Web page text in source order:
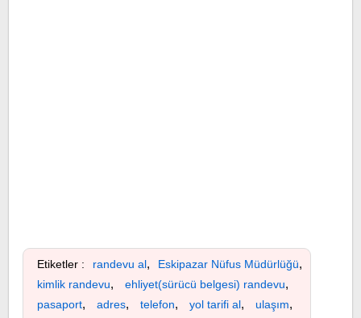
Etiketler : randevu al, Eskipazar Nüfus Müdürlüğü,
kimlik randevu, ehliyet(sürücü belgesi) randevu,
pasaport, adres, telefon, yol tarifi al, ulaşım,